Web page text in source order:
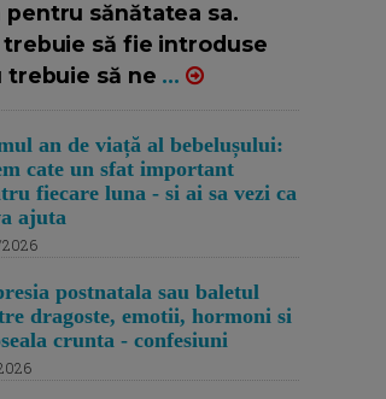
sănătatea sa.
să fie introduse
trebuie să ne ...
an de viață al bebelușului:
cate un sfat important
fiecare luna - si ai sa vezi ca
ajuta
postnatala sau baletul
dragoste, emotii, hormoni si
crunta - confesiuni